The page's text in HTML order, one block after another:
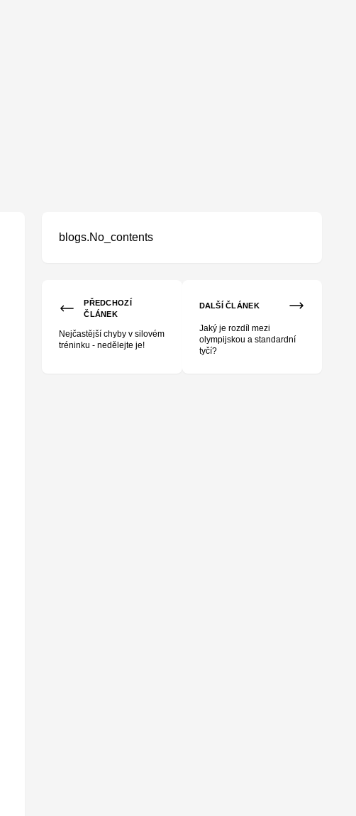
blogs.No_contents
PŘEDCHOZÍ
ČLÁNEK
Nejčastější chyby v silovém
tréninku - nedělejte je!
DALŠÍ ČLÁNEK
Jaký je rozdíl mezi
olympijskou a standardní
tyčí?